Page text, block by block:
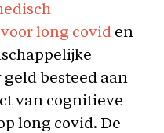
long covid en
geld besteed aan
van cognitieve
long covid. De